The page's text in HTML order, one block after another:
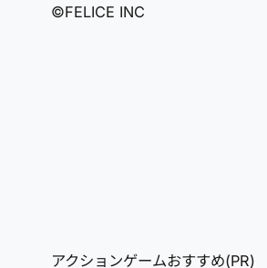
©FELICE INC
アクションゲームおすすめ(PR)